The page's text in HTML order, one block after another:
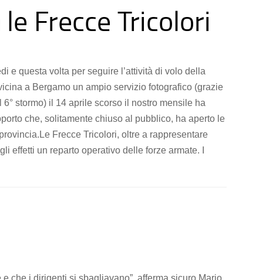
Frecce Tricolori
e questa volta per seguire l’attività di volo della
a Bergamo un ampio servizio fotografico (grazie
stormo) il 14 aprile scorso il nostro mensile ha
che, solitamente chiuso al pubblico, ha aperto le
Frecce Tricolori, oltre a rappresentare
effetti un reparto operativo delle forze armate. I
che i dirigenti si sbagliavano”, afferma sicuro Mario